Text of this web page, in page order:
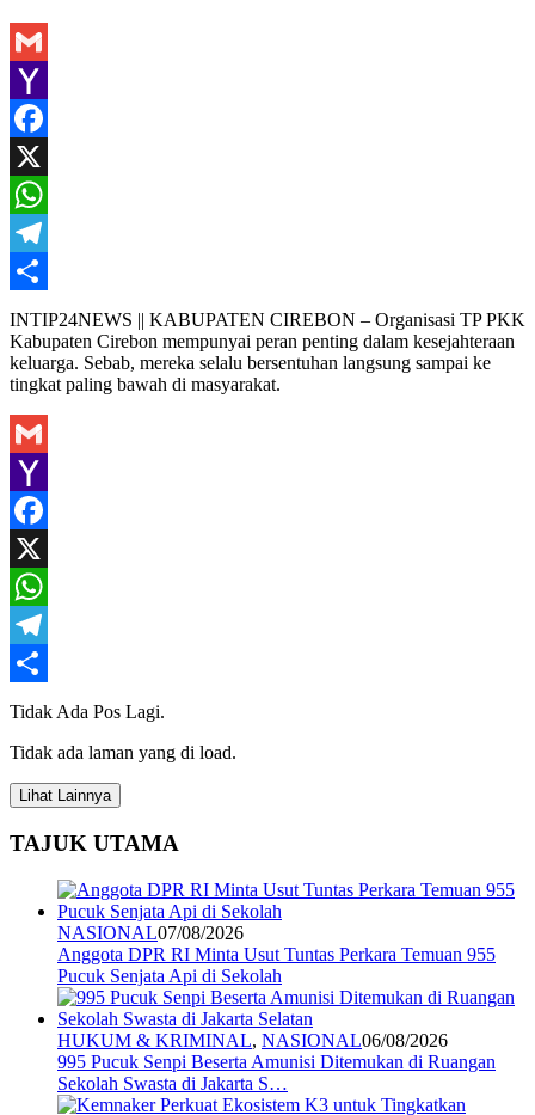
Gmail
Yahoo
Mail
Facebook
X
WhatsApp
Telegram
Share
INTIP24NEWS || KABUPATEN CIREBON – Organisasi TP PKK
Kabupaten Cirebon mempunyai peran penting dalam kesejahteraan
keluarga. Sebab, mereka selalu bersentuhan langsung sampai ke
tingkat paling bawah di masyarakat.
Gmail
Yahoo
Mail
Facebook
X
WhatsApp
Telegram
Share
Tidak Ada Pos Lagi.
Tidak ada laman yang di load.
Lihat Lainnya
TAJUK UTAMA
NASIONAL07/08/2026
Anggota DPR RI Minta Usut Tuntas Perkara Temuan 955
Pucuk Senjata Api di Sekolah
HUKUM & KRIMINAL, NASIONAL06/08/2026
995 Pucuk Senpi Beserta Amunisi Ditemukan di Ruangan
Sekolah Swasta di Jakarta S…